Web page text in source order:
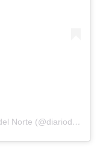
Una publicación compartida por Diario del Norte (@diariodelnorte)